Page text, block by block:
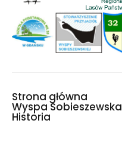
Strona główna
Wyspa Sobieszewska
Historia